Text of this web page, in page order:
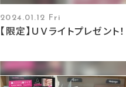
2024.01.12 Fri
【限定】ＵＶライトプレゼント！